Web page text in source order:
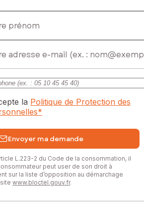
000 €
vendeur
SAFTI : Benjamin MOREAU, Tél. :
: benjamin.moreau@safti.fr - EI - Agent
au RSAC de BÉZIERS sous le
la Politique de Protection des
*
Envoyer ma demande
L.223-2 du Code de la consommation, il
peut user de son droit à
sur la liste d’opposition au démarchage
www.bloctel.gouv.fr.